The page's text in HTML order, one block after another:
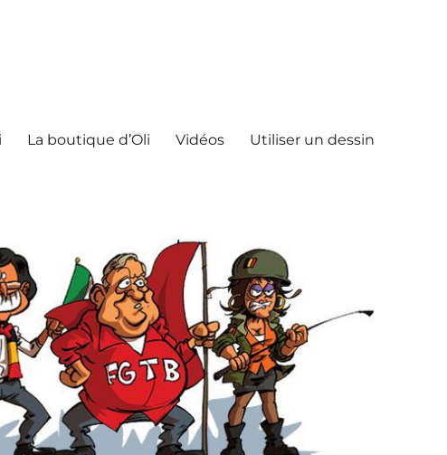
La boutique d’Oli Vidéos Utiliser un dessin